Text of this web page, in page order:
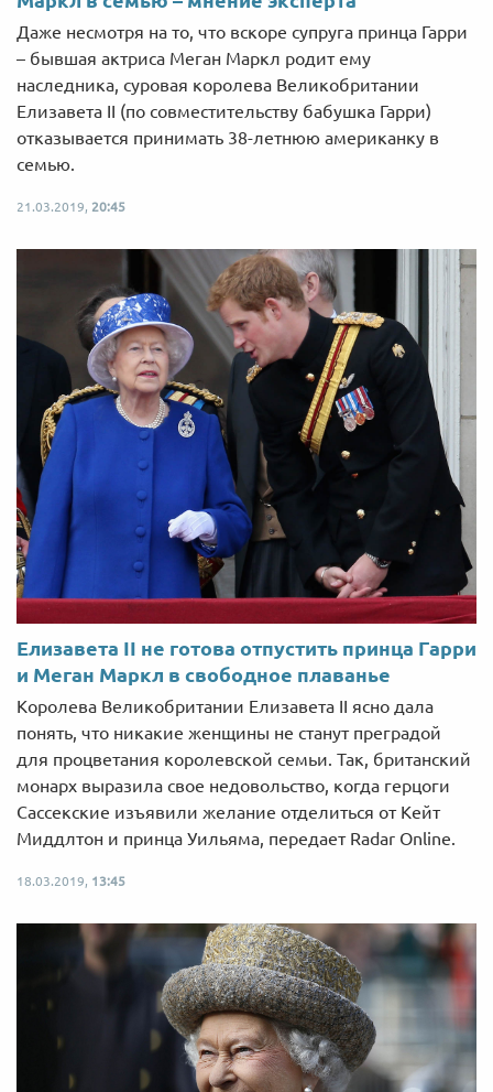
Даже несмотря на то, что вскоре супруга принца Гарри
– бывшая актриса Меган Маркл родит ему
наследника, суровая королева Великобритании
Елизавета II (по совместительству бабушка Гарри)
отказывается принимать 38-летнюю американку в
семью.
21.03.2019, 20:45
Елизавета II не готова отпустить принца Гарри
и Меган Маркл в свободное плаванье
Королева Великобритании Елизавета II ясно дала
понять, что никакие женщины не станут преградой
для процветания королевской семьи. Так, британский
монарх выразила свое недовольство, когда герцоги
Сассекские изъявили желание отделиться от Кейт
Миддлтон и принца Уильяма, передает Radar Online.
18.03.2019, 13:45